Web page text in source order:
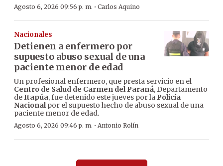
Agosto 6, 2026 09:56 p. m. · Carlos Aquino
Nacionales
Detienen a enfermero por
supuesto abuso sexual de una
paciente menor de edad
Un profesional enfermero, que presta servicio en el
Centro de Salud de Carmen del Paraná, Departamento
deItapúa, fue detenido este jueves por la Policía
Nacionalpor el supuesto hecho de abuso sexual de una
paciente menor de edad.
Agosto 6, 2026 09:46 p. m. · Antonio Rolín